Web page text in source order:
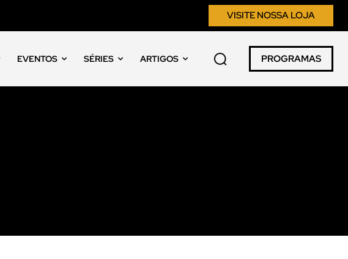
VISITE NOSSA LOJA
EVENTOS SÉRIES ARTIGOS PROGRAMAS